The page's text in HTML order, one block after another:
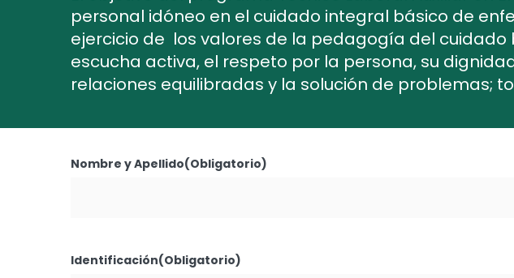
personal idóneo en el cuidado integral básico de
ejercicio de los valores de la pedagogía del
escucha activa, el respeto por la persona, su
relaciones equilibradas y la solución de problemas;
Nombre y Apellido(Obligatorio)
Identificación(Obligatorio)